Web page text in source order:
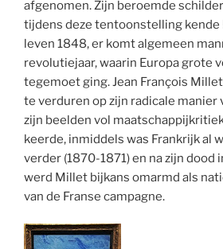
afgenomen. Zijn beroemde
tijdens deze tentoonstelling kende
leven 1848, er komt algemeen
revolutiejaar, waarin Europa grote
tegemoet ging. Jean François
te verduren op zijn radicale manier
zijn beelden vol
keerde, inmiddels was Frankrijk al
verder (1870-1871) en na zijn dood
werd Millet bijkans omarmd als
van de Franse campagne.